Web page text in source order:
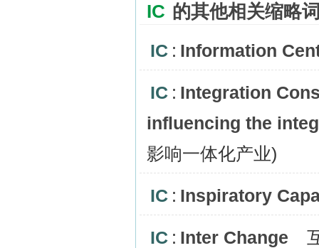
IC 的其他相关缩略
IC : Information
IC : Integration
influencing the
影响一体化产业)
IC : Inspiratory
IC : Inter Change